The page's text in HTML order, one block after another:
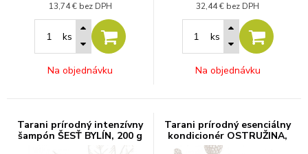
13,74 € bez DPH
ks
Na objednávku
32,44 € bez DPH
ks
Na objednávku
Tarani prírodný intenzívny
šampón ŠESŤ BYLÍN, 200 g
Tarani prírodný esenciálny
kondicionér OSTRUŽINA,
200 ml